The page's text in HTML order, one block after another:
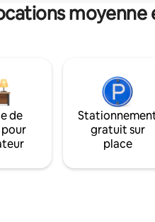
de
gratuit sur
place